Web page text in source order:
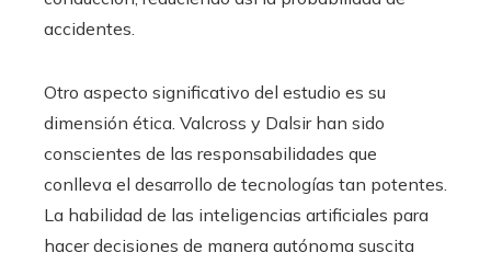
accidentes.
Otro aspecto significativo del estudio es su
dimensión ética. Valcross y Dalsir han sido
conscientes de las responsabilidades que
conlleva el desarrollo de tecnologías tan potentes.
La habilidad de las inteligencias artificiales para
hacer decisiones de manera autónoma suscita